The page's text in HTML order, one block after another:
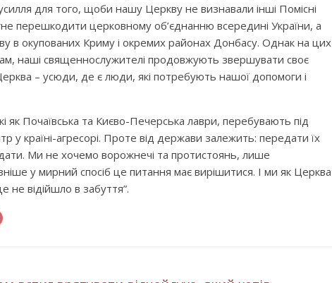
для того, щоби нашу Церкву не визнавали інші Помісні
перешкодити церковному об’єднанню всередині України, а
в окупованих Криму і окремих районах Донбасу. Однак на цих
наші священнослужителі продовжують звершувати своє
– усюди, де є люди, які потребують нашої допомоги і
як Почаївська та Києво-Печерська лаври, перебувають під
у країні-агресорі. Проте від держави залежить: передати їх
Ми не хочемо ворожнечі та протистоянь, лише
у мирний спосіб це питання має вирішитися. І ми як Церква
не відійшло в забуття”.